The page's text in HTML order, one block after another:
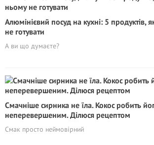
Алюмінієвий посуд на кухні: 5 продуктів,
не готувати
А ви що думаєте?
Смачніше сирника не їла. Кокос робить
неперевершеним. Ділюся рецептом
Смак просто неймовірний